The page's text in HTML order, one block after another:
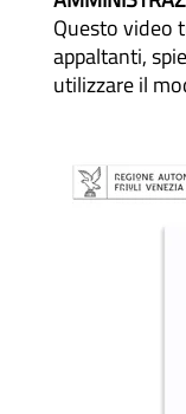
Questo video
appaltanti,
utilizzare il